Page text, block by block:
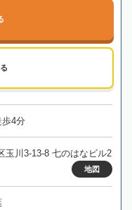
4分
玉川3-13-8 七のはなビル2
地図